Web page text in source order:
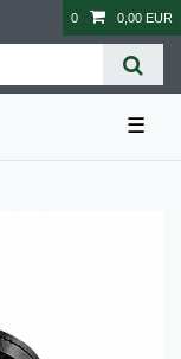
0 0,00 EUR
☰